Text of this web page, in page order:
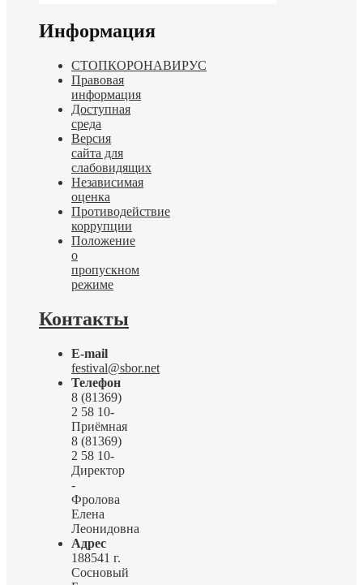
Информация
СТОПКОРОНАВИРУС
Правовая
информация
Доступная
среда
Версия
сайта для
слабовидящих
Независимая
оценка
Противодействие
коррупции
Положение
о
пропускном
режиме
Контакты
E-mail
festival@sbor.net
Телефон
8 (81369)
2 58 10-
Приёмная
8 (81369)
2 58 10-
Директор
-
Фролова
Елена
Леонидовна
Адрес
188541 г.
Сосновый